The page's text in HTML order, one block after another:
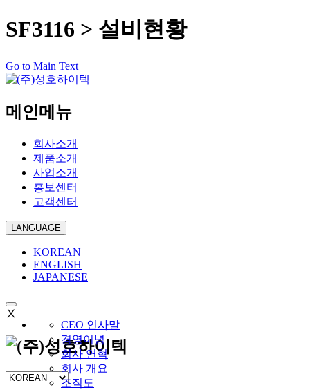
SF3116 > 설비현황
Go to Main Text
메인메뉴
회사소개
제품소개
사업소개
홍보센터
고객센터
LANGUAGE
KOREAN
ENGLISH
JAPANESE
CEO 인사말
경영이념
회사 연혁
회사 개요
조직도
Ⅹ